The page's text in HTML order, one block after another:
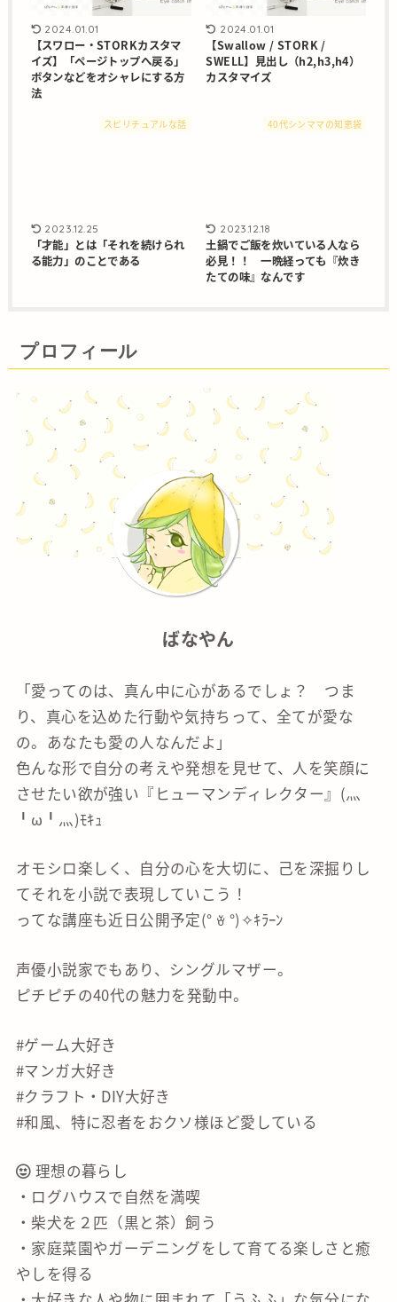
2024.01.01
【スワロー・STORKカスタマ
イズ】「ページトップへ戻る」
ボタンなどをオシャレにする方
法
2024.01.01
【Swallow / STORK /
SWELL】見出し（h2,h3,h4）
カスタマイズ
スピリチュアルな話
2023.12.25
「才能」とは「それを続けられ
る能力」のことである
40代シンママの知恵袋
2023.12.18
土鍋でご飯を炊いている人なら
必見！！ 一晩経っても『炊き
たての味』なんです
プロフィール
ばなやん
「愛ってのは、真ん中に心があるでしょ？ つま
り、真心を込めた行動や気持ちって、全てが愛な
の。あなたも愛の人なんだよ」
色んな形で自分の考えや発想を見せて、人を笑顔に
させたい欲が強い『ヒューマンディレクター』(灬
╹ω╹灬)ﾓｷｭ
オモシロ楽しく、自分の心を大切に、己を深掘りし
てそれを小説で表現していこう！
ってな講座も近日公開予定(° ꈊ °)✧ｷﾗｰﾝ
声優小説家でもあり、シングルマザー。
ピチピチの40代の魅力を発動中。
#ゲーム大好き
#マンガ大好き
#クラフト・DIY大好き
#和風、特に忍者をおクソ様ほど愛している
理想の暮らし
・ログハウスで自然を満喫
・柴犬を２匹（黒と茶）飼う
・家庭菜園やガーデニングをして育てる楽しさと癒
やしを得る